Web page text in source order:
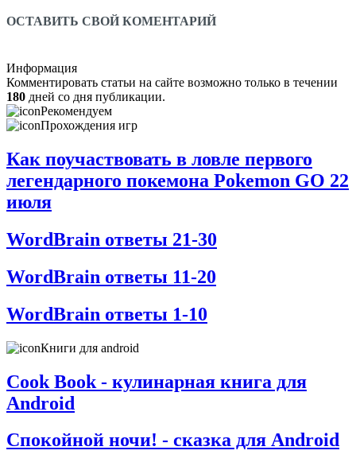
ОСТАВИТЬ СВОЙ КОМЕНТАРИЙ
Информация
Комментировать статьи на сайте возможно только в течении
180 дней со дня публикации.
Рекомендуем
Прохождения игр
Как поучаствовать в ловле первого
легендарного покемона Pokemon GO 22
июля
WordBrain ответы 21-30
WordBrain ответы 11-20
WordBrain ответы 1-10
Книги для android
Cook Book - кулинарная книга для
Android
Спокойной ночи! - сказка для Android